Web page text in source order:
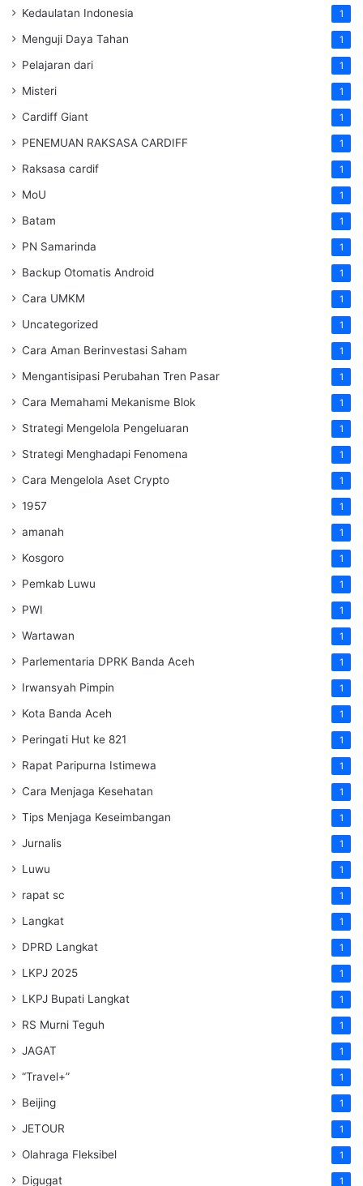
Kedaulatan Indonesia 1
Menguji Daya Tahan 1
Pelajaran dari 1
Misteri 1
Cardiff Giant 1
PENEMUAN RAKSASA CARDIFF 1
Raksasa cardif 1
MoU 1
Batam 1
PN Samarinda 1
Backup Otomatis Android 1
Cara UMKM 1
Uncategorized 1
Cara Aman Berinvestasi Saham 1
Mengantisipasi Perubahan Tren Pasar 1
Cara Memahami Mekanisme Blok 1
Strategi Mengelola Pengeluaran 1
Strategi Menghadapi Fenomena 1
Cara Mengelola Aset Crypto 1
1957 1
amanah 1
Kosgoro 1
Pemkab Luwu 1
PWI 1
Wartawan 1
Parlementaria DPRK Banda Aceh 1
Irwansyah Pimpin 1
Kota Banda Aceh 1
Peringati Hut ke 821 1
Rapat Paripurna Istimewa 1
Cara Menjaga Kesehatan 1
Tips Menjaga Keseimbangan 1
Jurnalis 1
Luwu 1
rapat sc 1
Langkat 1
DPRD Langkat 1
LKPJ 2025 1
LKPJ Bupati Langkat 1
RS Murni Teguh 1
JAGAT 1
“Travel+” 1
Beijing 1
JETOUR 1
Olahraga Fleksibel 1
Digugat 1